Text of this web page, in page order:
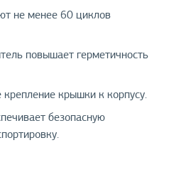
не менее 60 циклов
повышает герметичность
крышки к корпусу.
безопасную